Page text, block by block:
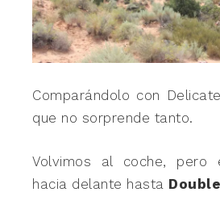
Comparándolo con
que no sorprende tanto.
Volvimos al coche, pero
hacia delante hasta